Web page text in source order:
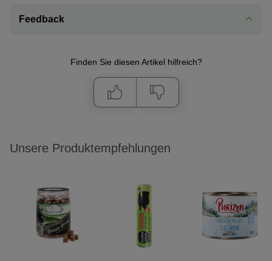
Feedback
Finden Sie diesen Artikel hilfreich?
Unsere Produktempfehlungen